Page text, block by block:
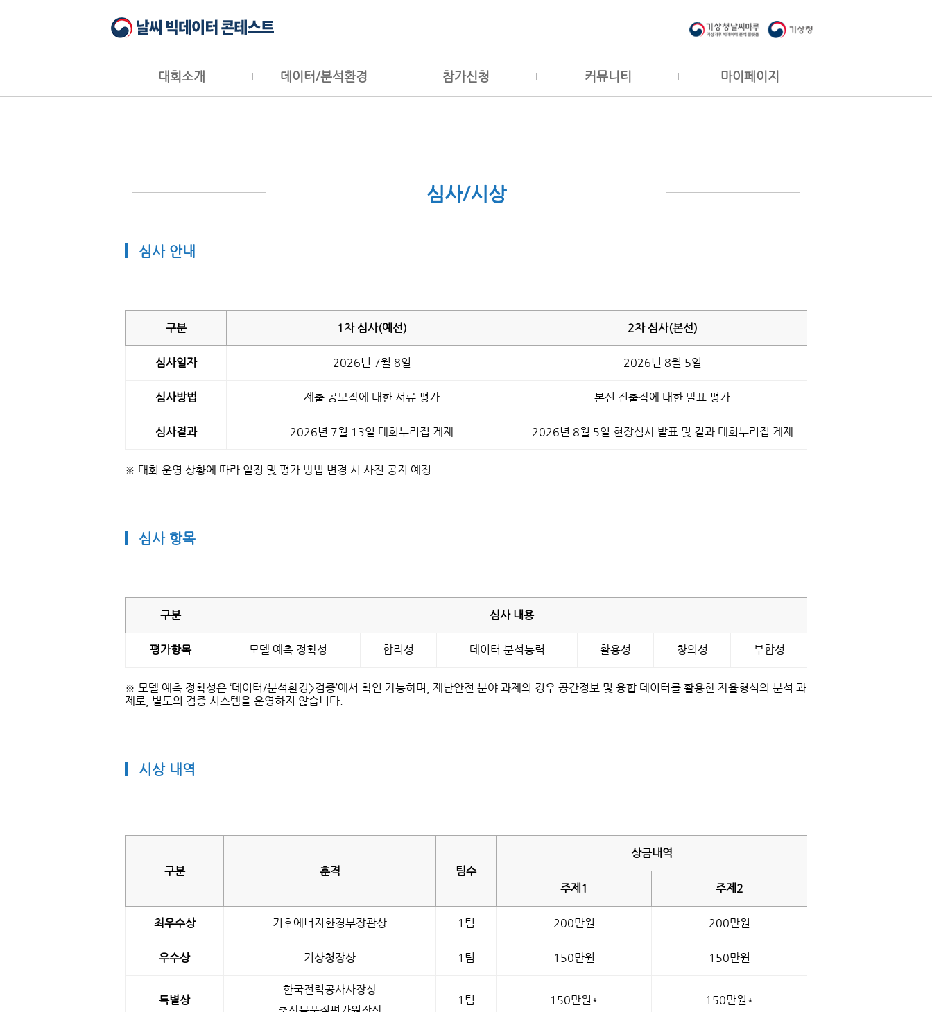
대회소개 데이터/분석환경 참가신청 커뮤니티 마이페이지
심사/시상
심사 안내
안
구분 1차 심사(예선) 2차 심사(본선)
심사일자 2026년 7월 8일 2026년 8월 5일
심사방법 제출 공모작에 대한 서류 평가 본선 진출작에 대한 발표 평가
심사결과 2026년 7월 13일 대회누리집 게재 2026년 8월 5일 현장심사 발표 및 결과 대회누리집 게재
※ 대회 운영 상황에 따라 일정 및 평가 방법 변경 시 사전 공지 예정
심사 항목
항
블
구분 심사 내용
평가항목 모델 예측 정확성 합리성 데이터 분석능력 활용성 창의성 부합성
※ 모델 예측 정확성은 ‘데이터/분석환경>검증’에서 확인 가능하며, 재난안전 분야 과제의 경우 공간정보 및 융합 데이터를 활용한 자율형식의 분석 과
제로, 별도의 검증 시스템을 운영하지 않습니다.
시상 내역
이
구분 훈격 팀수
상금내역
주제1 주제2
최우수상 기후에너지환경부장관상 1팀 200만원 200만원
우수상 기상청장상 1팀 150만원 150만원
특별상
한국전력공사사장상
1팀 150만원* 150만원*